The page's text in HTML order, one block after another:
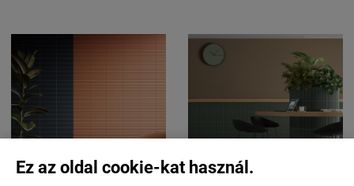
Ez az oldal cookie-kat használ.